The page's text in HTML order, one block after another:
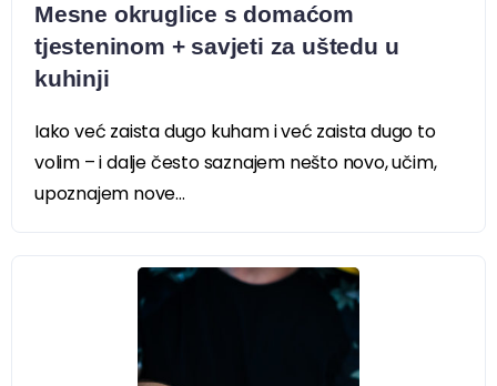
Mesne okruglice s domaćom
tjesteninom + savjeti za uštedu u
kuhinji
Iako već zaista dugo kuham i već zaista dugo to
volim – i dalje često saznajem nešto novo, učim,
upoznajem nove...